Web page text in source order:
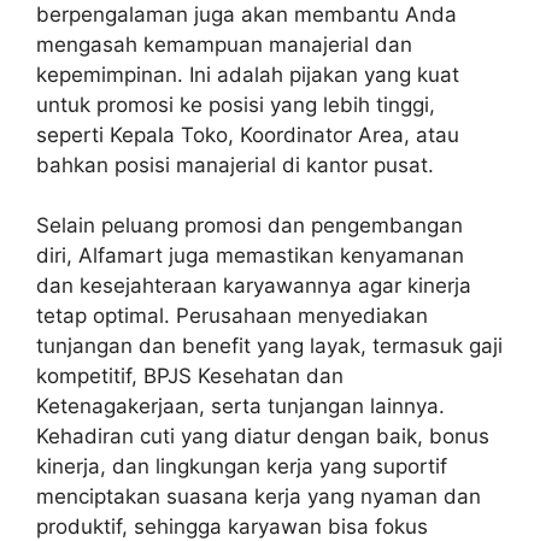
berpengalaman juga akan membantu Anda
mengasah kemampuan manajerial dan
kepemimpinan. Ini adalah pijakan yang kuat
untuk promosi ke posisi yang lebih tinggi,
seperti Kepala Toko, Koordinator Area, atau
bahkan posisi manajerial di kantor pusat.
Selain peluang promosi dan pengembangan
diri, Alfamart juga memastikan kenyamanan
dan kesejahteraan karyawannya agar kinerja
tetap optimal. Perusahaan menyediakan
tunjangan dan benefit yang layak, termasuk gaji
kompetitif, BPJS Kesehatan dan
Ketenagakerjaan, serta tunjangan lainnya.
Kehadiran cuti yang diatur dengan baik, bonus
kinerja, dan lingkungan kerja yang suportif
menciptakan suasana kerja yang nyaman dan
produktif, sehingga karyawan bisa fokus